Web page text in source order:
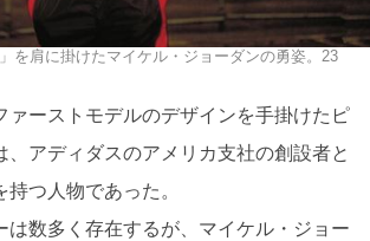
を肩に掛けたマイケル・ジョーダンの勇姿。23
ァーストモデルのデザインを手掛けたピ
、アディダスのアメリカ支社の創設者と
つ人物であった。
は数多く存在するが、マイケル・ジョー